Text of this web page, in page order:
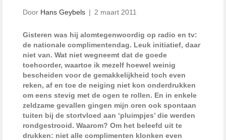
Door Hans Geybels | 2 maart 2011
Gisteren was hij alomtegenwoordig op radio en tv:
de nationale complimentendag. Leuk initiatief, daar
niet van. Wat niet wegneemt dat de goede
toehoorder, waartoe ik mezelf hoewel weinig
bescheiden voor de gemakkelijkheid toch even
reken, af en toe de neiging niet kon onderdrukken
om eens stevig met de ogen te rollen. En in enkele
zeldzame gevallen gingen mijn oren ook spontaan
tuiten bij de stortvloed aan ‘pluimpjes’ die werden
rondgestrooid. Waarom? Om het beleefd uit te
drukken: niet alle complimenten klonken even